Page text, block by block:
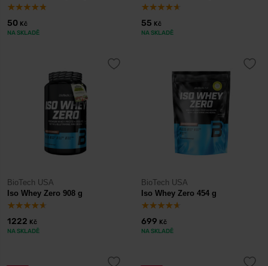
50 Kč
NA SKLADĚ
55 Kč
NA SKLADĚ
BioTech USA
Iso Whey Zero 908 g
1222 Kč
NA SKLADĚ
BioTech USA
Iso Whey Zero 454 g
699 Kč
NA SKLADĚ